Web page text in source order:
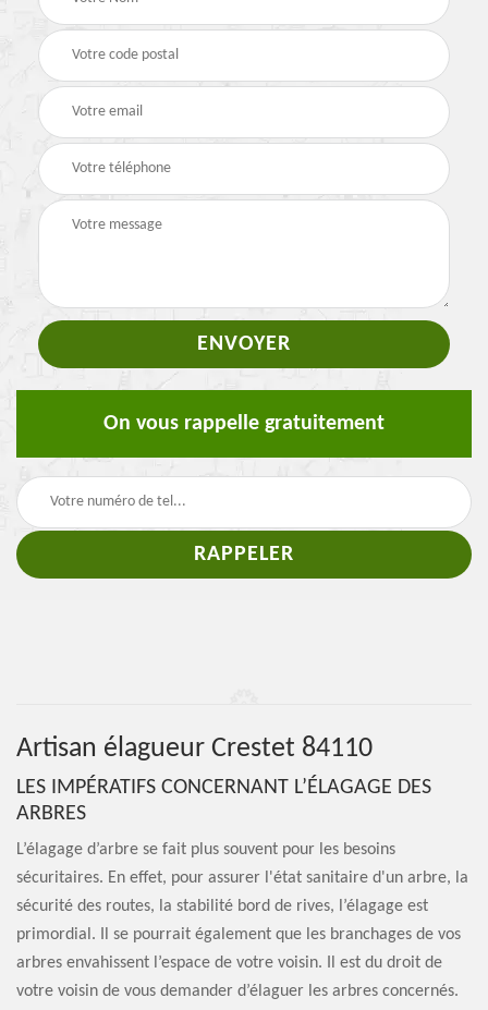
On vous rappelle gratuitement
Artisan élagueur Crestet 84110
LES IMPÉRATIFS CONCERNANT L’ÉLAGAGE DES
ARBRES
L’élagage d’arbre se fait plus souvent pour les besoins
sécuritaires. En effet, pour assurer l'état sanitaire d'un arbre, la
sécurité des routes, la stabilité bord de rives, l’élagage est
primordial. Il se pourrait également que les branchages de vos
arbres envahissent l’espace de votre voisin. Il est du droit de
votre voisin de vous demander d’élaguer les arbres concernés.